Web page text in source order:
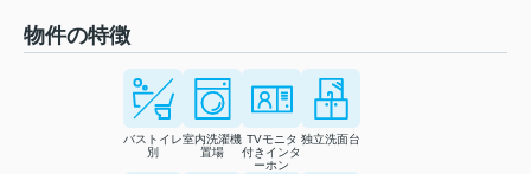
物件の特徴
バストイレ
別
室内洗濯機
置場
TVモニタ
付きインタ
ーホン
独立洗面台